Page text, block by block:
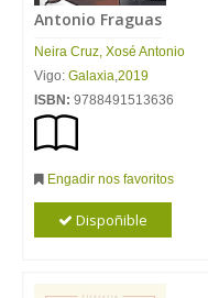
Antonio Fraguas
Neira Cruz, Xosé Antonio
Vigo: Galaxia,2019
ISBN: 9788491513636
Engadir nos favoritos
Dispoñible